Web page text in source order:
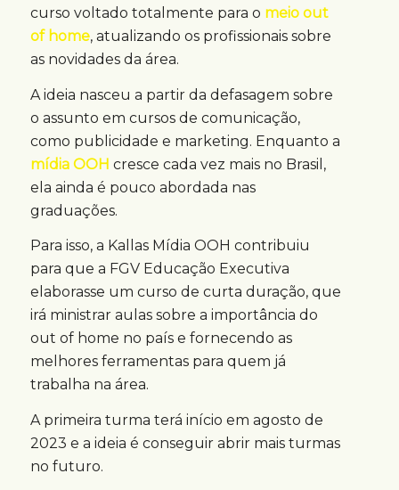
curso voltado totalmente para o meio out
of home, atualizando os profissionais sobre
as novidades da área.
A ideia nasceu a partir da defasagem sobre
o assunto em cursos de comunicação,
como publicidade e marketing. Enquanto a
mídia OOH cresce cada vez mais no Brasil,
ela ainda é pouco abordada nas
graduações.
Para isso, a Kallas Mídia OOH contribuiu
para que a FGV Educação Executiva
elaborasse um curso de curta duração, que
irá ministrar aulas sobre a importância do
out of home no país e fornecendo as
melhores ferramentas para quem já
trabalha na área.
A primeira turma terá início em agosto de
2023 e a ideia é conseguir abrir mais turmas
no futuro.